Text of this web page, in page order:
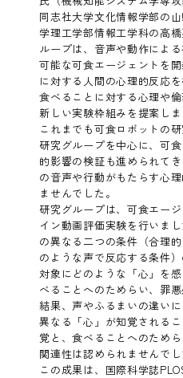
同志社大学文化情報学部の
学理工学部情報工学科の高
ループは、音声や動作によ
可能な可食エージェントを
に対する人間の心理的反応
食べることに対する心理や
新しい実験枠組みを提案しま
これまでも可食ロボットの
研究グループを中心に、可
的影響の検証も進められて
の音声や行動がもたらす心
ませんでした。
研究グループは、可食エー
イン動画評価実験を行いま
の異なる二つの条件（合理
のような声で反応する条件
対象にどのような「心」を
べることへのためらい、罪
結果、声やふるまいの違い
異なる「心」が知覚される
覚と、食べることへのため
関連性は認められませんでし
この成果は、国際科学誌